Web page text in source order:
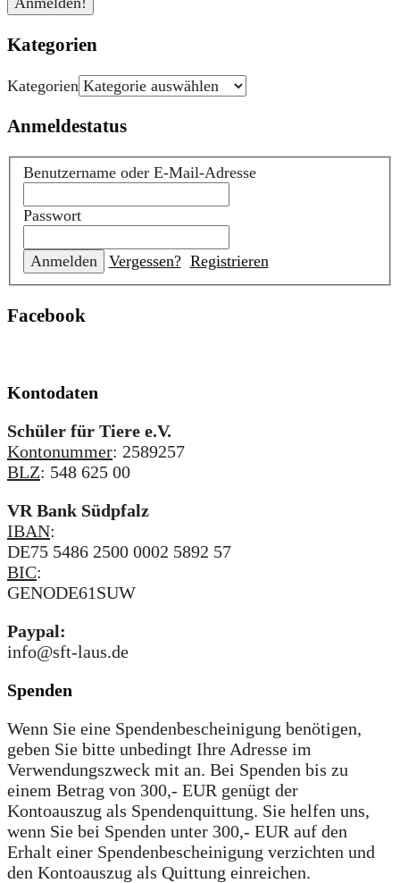
Kategorien
Kategorien
Anmeldestatus
Benutzername oder E-Mail-Adresse
Passwort
Vergessen? Registrieren
Facebook
Kontodaten
Schüler für Tiere e.V.
Kontonummer: 2589257
BLZ: 548 625 00
VR Bank Südpfalz
IBAN:
DE75 5486 2500 0002 5892 57
BIC:
GENODE61SUW
Paypal:
info@sft-laus.de
Spenden
Wenn Sie eine Spendenbescheinigung benötigen,
geben Sie bitte unbedingt Ihre Adresse im
Verwendungszweck mit an. Bei Spenden bis zu
einem Betrag von 300,- EUR genügt der
Kontoauszug als Spendenquittung. Sie helfen uns,
wenn Sie bei Spenden unter 300,- EUR auf den
Erhalt einer Spendenbescheinigung verzichten und
den Kontoauszug als Quittung einreichen.